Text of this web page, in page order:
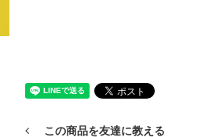
この商品を友達に教える